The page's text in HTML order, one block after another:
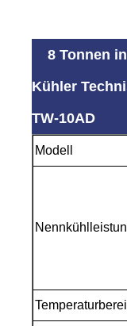
8 Tonnen
Kühler
TW-10AD
Modell